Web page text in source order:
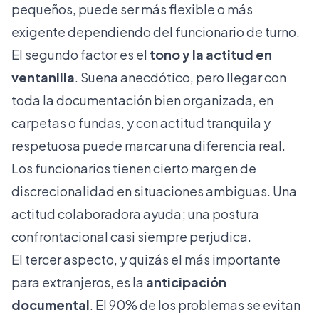
pequeños, puede ser más flexible o más
exigente dependiendo del funcionario de turno.
El segundo factor es el tono y la actitud en
ventanilla. Suena anecdótico, pero llegar con
toda la documentación bien organizada, en
carpetas o fundas, y con actitud tranquila y
respetuosa puede marcar una diferencia real.
Los funcionarios tienen cierto margen de
discrecionalidad en situaciones ambiguas. Una
actitud colaboradora ayuda; una postura
confrontacional casi siempre perjudica.
El tercer aspecto, y quizás el más importante
para extranjeros, es la anticipación
documental. El 90% de los problemas se evitan